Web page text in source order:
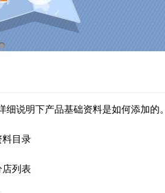
说明下产品基础资料是如何添加的。
料目录
列表